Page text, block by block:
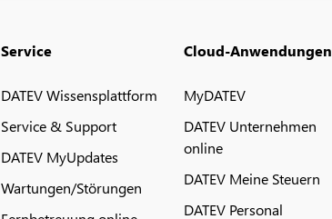
Service
DATEV Wissensplattform
Service & Support
DATEV MyUpdates
Wartungen/Störungen
Cloud-Anwendungen
MyDATEV
DATEV Unternehmen
online
DATEV Meine Steuern
DATEV Personal